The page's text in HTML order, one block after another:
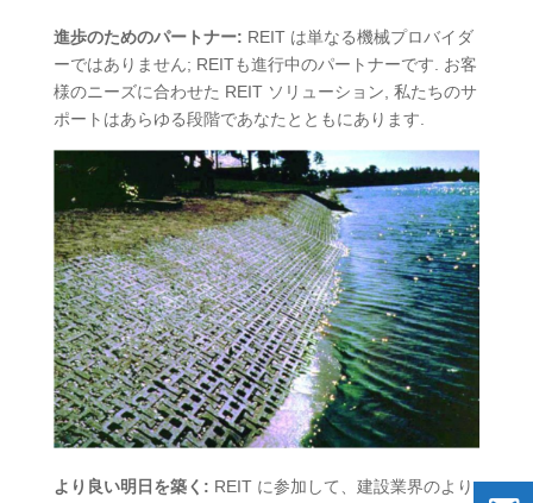
進歩のためのパートナー: REIT は単なる機械プロバイダ
ーではありません; REITも進行中のパートナーです. お客
様のニーズに合わせた REIT ソリューション, 私たちのサ
ポートはあらゆる段階であなたとともにあります.
より良い明日を築く: REIT に参加して、建設業界のより